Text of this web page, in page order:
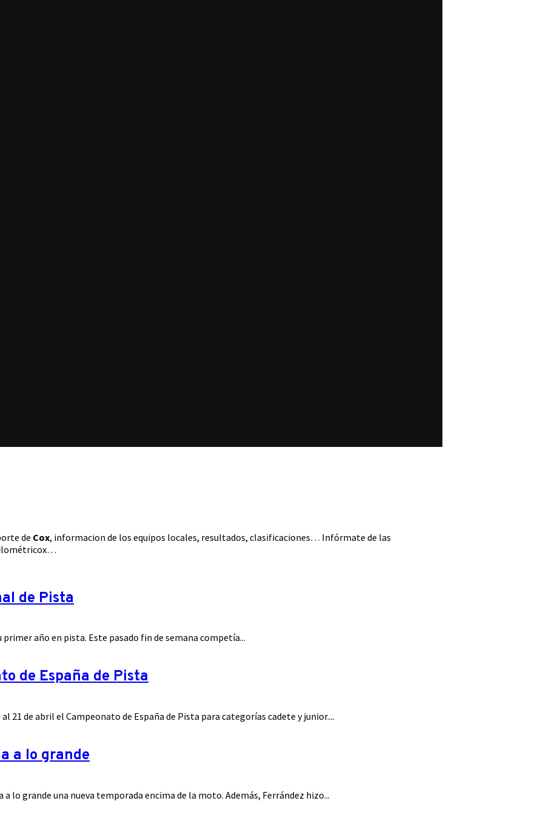
de Cox, informacion de los equipos locales, resultados, clasificaciones… Infórmate de las
de Pista
año en pista. Este pasado fin de semana competía...
de España de Pista
21 de abril el Campeonato de España de Pista para categorías cadete y junior....
a lo grande
lo grande una nueva temporada encima de la moto. Además, Ferrández hizo...